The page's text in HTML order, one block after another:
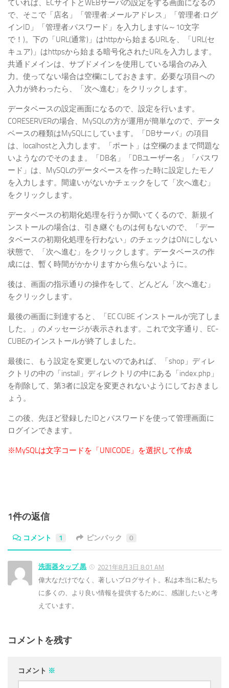
ていれば、ECサイトとWEBサーバの設定をする画面になるの
で、そこで「店名」「管理者:メールアドレス」「管理者:ログ
インID」「管理者:パスワード」を入力します(4～10文字
で！)。下の「URL(通常)」はhttpから始まるURLを、「URL(セ
キュア)」はhttpsから始まる暗号化されたURLを入力します。
共通ドメインは、サブドメインを使用している場合のみ入
力。使ってない場合は空欄にしておきます。必要な項目への
入力が終わったら、「次へ進む」をクリックします。
データベースの設定画面になるので、設定を行います。
CORESERVERの場合、MySQLの方が運用が簡単なので、データ
ベースの種類はMySQLにしています。「DBサーバ」の項目
は、localhostと入力します。「ポート」は空欄のままで問題な
いようなのでそのまま。「DB名」「DBユーザー名」「パスワ
ード」は、MySQLのデータベースを作った時に設定したモノ
を入力します。間違いがないかチェックをして「次へ進む」
をクリックします。
データベースの初期化処理を行うか聞いてくるので、新規イ
ンストールの場合は、引き継ぐものは何もないので、「デー
タベースの初期化処理を行わない」のチェックはONにしない
状態で、「次へ進む」をクリックします。データベースの作
成には、暫く時間がかかりますから焦らないように。
後は、画面の指示通りの操作をして、どんどん「次へ進む」
をクリックします。
最後の画面に到達すると、「EC CUBE インストールが完了しま
した。」のメッセージが表示されます。これで文字通り、EC-
CUBEのインストールが終了しました。
最後に、もう設定を変更しないのであれば、「shop」ディレ
クトリの中の「install」ディレクトリの中にある「index.php」
を削除して、第3者に設定を変更されないようにしておきまし
ょう。
この後、先ほど登録したIDとパスワードを使って管理画面に
ログインできます。
※MySQLは文字コードを「UNICODE」を選択して作成
1件の返信
コメント 1 ピンバック 0
洗面器タップ 黒
2021年8月3日 8:01 AM
偉大なだけでなく、著しいブログサイト。私は本当に私たち
に多くの、より良い情報を提供するために、感謝したいと考
えています。
コメントを残す
コメント ※